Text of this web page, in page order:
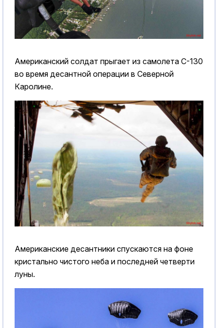
Американский солдат прыгает из самолета C-130
во время десантной операции в Северной
Каролине.
Американские десантники спускаются на фоне
кристально чистого неба и последней четверти
луны.